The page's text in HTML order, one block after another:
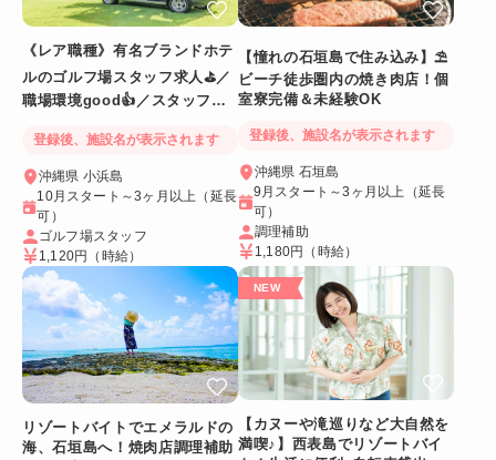
《レア職種》有名ブランドホテ
ルのゴルフ場スタッフ求人⛳／
職場環境good👍／スタッフ満
登録後、施設名が表示されます
沖縄県 小浜島
10月スタート～3ヶ月以上（延長
可）
ゴルフ場スタッフ
1,120円
（時給）
【憧れの石垣島で住み込み】⛱
ビーチ徒歩圏内の焼き肉店！個
室寮完備＆未経験OK
登録後、施設名が表示されます
沖縄県 石垣島
9月スタート～3ヶ月以上（延長
可）
調理補助
1,180円
（時給）
リゾートバイトでエメラルドの
海、石垣島へ！焼肉店調理補助
【カヌーや滝巡りなど大自然を
満喫♪】西表島でリゾートバイ